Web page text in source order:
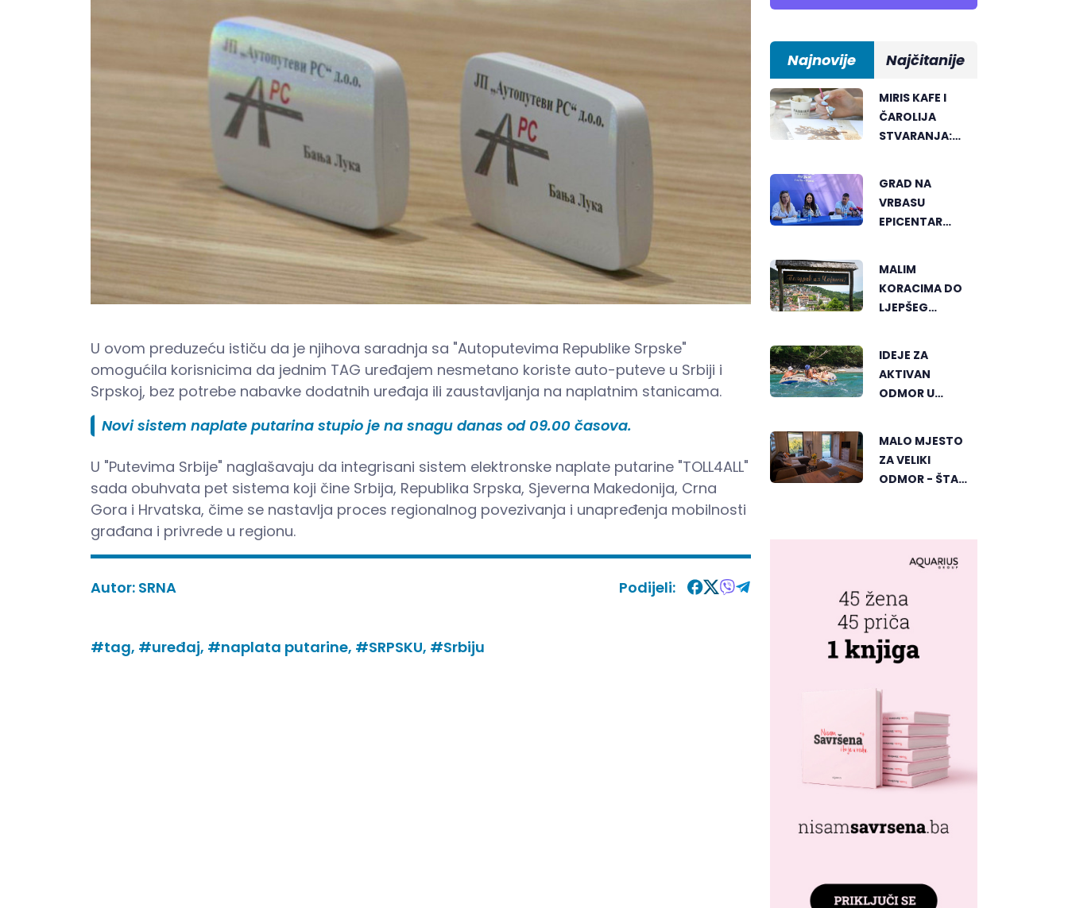
U ovom preduzeću ističu da je njihova saradnja sa "Autoputevima Republike Srpske"
omogućila korisnicima da jednim TAG uređajem nesmetano koriste auto-puteve u Srbiji i
Srpskoj, bez potrebe nabavke dodatnih uređaja ili zaustavljanja na naplatnim stanicama.
Novi sistem naplate putarina stupio je na snagu danas od 09.00 časova.
U "Putevima Srbije" naglašavaju da integrisani sistem elektronske naplate putarine "TOLL4ALL"
sada obuhvata pet sistema koji čine Srbija, Republika Srpska, Sjeverna Makedonija, Crna
Gora i Hrvatska, čime se nastavlja proces regionalnog povezivanja i unapređenja mobilnosti
građana i privrede u regionu.
Autor: SRNA Podijeli:
#tag, #uređaj, #naplata putarine, #SRPSKU, #Srbiju
Najnovije Najčitanije
MIRIS KAFE I
ČAROLIJA
STVARANJA:
UMJETNOSTI U
BANJALUCI
GRAD NA
VRBASU
EPICENTAR
MALIM
KORACIMA DO
LJEPŠEG
KUTAK
IDEJE ZA
AKTIVAN
ODMOR U
MALO MJESTO
ZA VELIKI
ODMOR - ŠTA
HORIZONT"